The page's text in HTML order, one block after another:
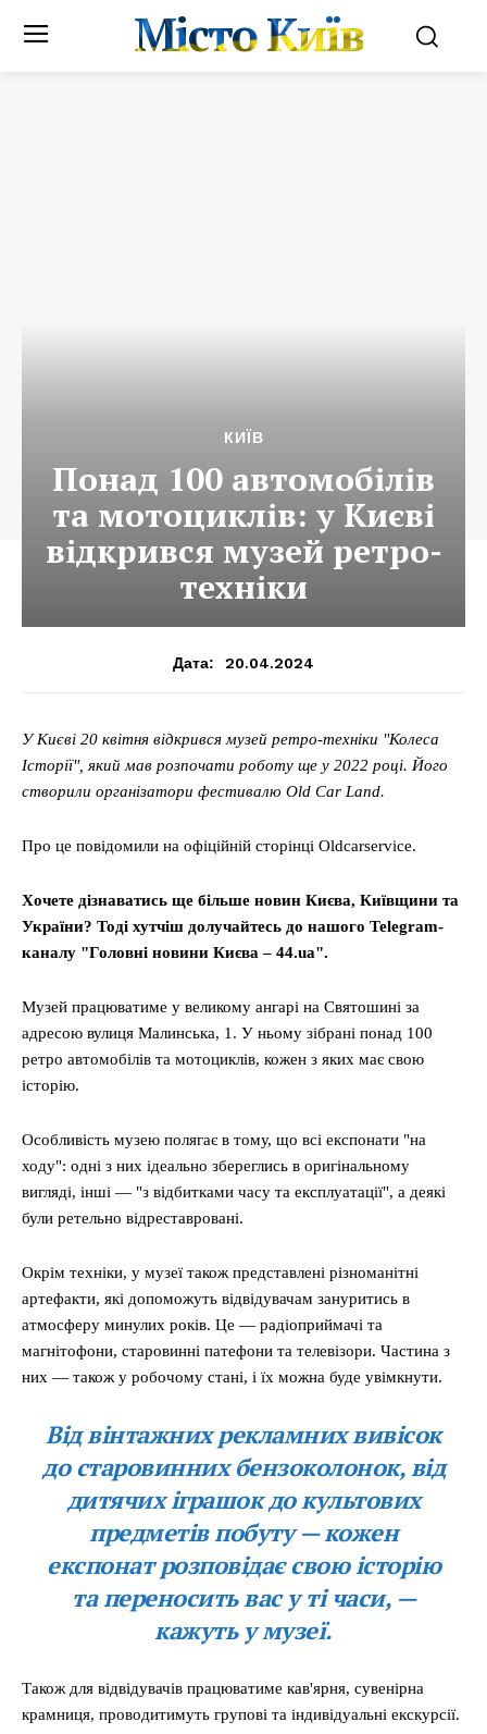
Місто Київ
КИЇВ
Понад 100 автомобілів
та мотоциклів: у Києві
відкрився музей ретро-
техніки
Дата: 20.04.2024
У Києві 20 квітня відкрився музей ретро-техніки "Колеса
Історії", який мав розпочати роботу ще у 2022 році. Його
створили організатори фестивалю Old Car Land.
Про це повідомили на офіційній сторінці Oldcarservice.
Хочете дізнаватись ще більше новин Києва, Київщини та
України? Тоді хутчіш долучайтесь до нашого Telegram-
каналу "Головні новини Києва – 44.ua".
Музей працюватиме у великому ангарі на Святошині за
адресою вулиця Малинська, 1. У ньому зібрані понад 100
ретро автомобілів та мотоциклів, кожен з яких має свою
історію.
Особливість музею полягає в тому, що всі експонати "на
ходу": одні з них ідеально збереглись в оригінальному
вигляді, інші — "з відбитками часу та експлуатації", а деякі
були ретельно відреставровані.
Окрім техніки, у музеї також представлені різноманітні
артефакти, які допоможуть відвідувачам зануритись в
атмосферу минулих років. Це — радіоприймачі та
магнітофони, старовинні патефони та телевізори. Частина з
них — також у робочому стані, і їх можна буде увімкнути.
Від вінтажних рекламних вивісок
до старовинних бензоколонок, від
дитячих іграшок до культових
предметів побуту — кожен
експонат розповідає свою історію
та переносить вас у ті часи, —
кажуть у музеї.
Також для відвідувачів працюватиме кав'ярня, сувенірна
крамниця, проводитимуть групові та індивідуальні екскурсії.